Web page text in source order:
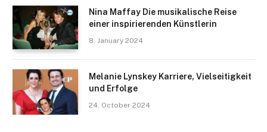
Nina Maffay Die musikalische Reise
einer inspirierenden Künstlerin
8. January 2024
Melanie Lynskey Karriere, Vielseitigkeit
und Erfolge
24. October 2024